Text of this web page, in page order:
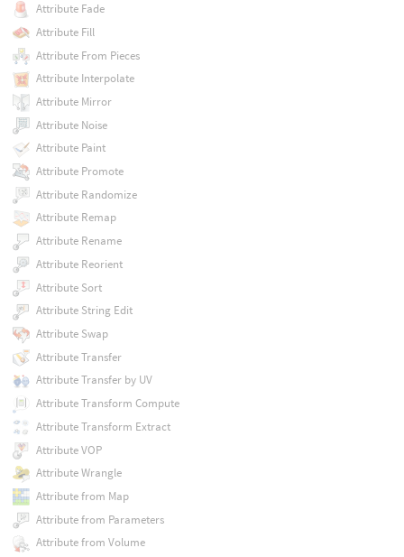
Attribute Fade
Attribute Fill
Attribute From Pieces
Attribute Interpolate
Attribute Mirror
Attribute Noise
Attribute Paint
Attribute Promote
Attribute Randomize
Attribute Remap
Attribute Rename
Attribute Reorient
Attribute Sort
Attribute String Edit
Attribute Swap
Attribute Transfer
Attribute Transfer by UV
Attribute Transform Compute
Attribute Transform Extract
Attribute VOP
Attribute Wrangle
Attribute from Map
Attribute from Parameters
Attribute from Volume